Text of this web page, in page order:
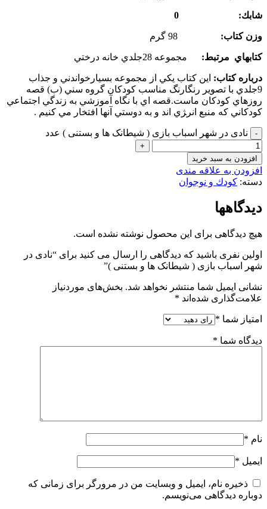
شابك: 0
وزن كتاب: 98 گرم
كتاب­هاي مرتبط: مجموعه 28جلدي خانه درختي
درباره كتاب: اين كتاب يكي از مجموعه بسيارخواندني و جذاب
9جلدي با تصوير رنگارنگ مناسب كودكان گروه سني (ب) قصه
روزهاي كودكان ماست.قصه اي با نگاه آموزشي به زندگي اجتماعي
كودكاني كه منبع انر‍ژي اند و به دوستي آنها افتخار مي كنيم .
نادی در شهر اسباب بازی ( شیطانک ها و بستنی ) عدد
افزودن به سبد خرید
افزودن به علاقه مندی
دسته: کودك و نوجوان
دیدگاهها
هیچ دیدگاهی برای این محصول نوشته نشده است.
اولین نفری باشید که دیدگاهی را ارسال می کنید برای “نادی در
شهر اسباب بازی ( شیطانک ها و بستنی )”
نشانی ایمیل شما منتشر نخواهد شد. بخش‌های موردنیاز
علامت‌گذاری شده‌اند *
امتیاز شما *
دیدگاه شما *
نام *
ایمیل *
ذخیره نام، ایمیل و وبسایت من در مرورگر برای زمانی که
دوباره دیدگاهی می‌نویسم.